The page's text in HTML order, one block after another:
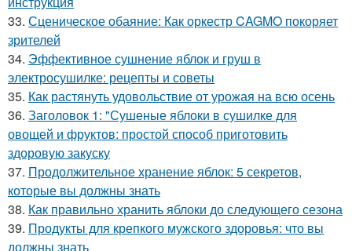
33. Сценическое обаяние: Как оркестр CAGMO покоряет
зрителей
34. Эффективное сушнение яблок и груш в
электросушилке: рецепты и советы
35. Как растянуть удовольствие от урожая на всю осень
36. Заголовок 1: "Сушеные яблоки в сушилке для
овощей и фруктов: простой способ приготовить
здоровую закуску
37. Продолжительное хранение яблок: 5 секретов,
которые вы должны знать
38. Как правильно хранить яблоки до следующего сезона
39. Продукты для крепкого мужского здоровья: что вы
должны знать